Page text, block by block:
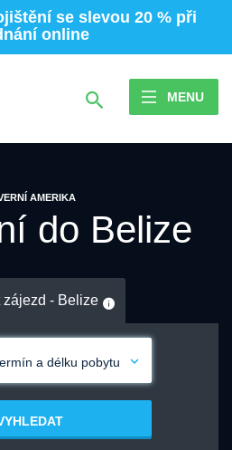
se slevou 20 % při
online
MENU
AMERIKA
do Belize
zájezd - Belize
a délku pobytu